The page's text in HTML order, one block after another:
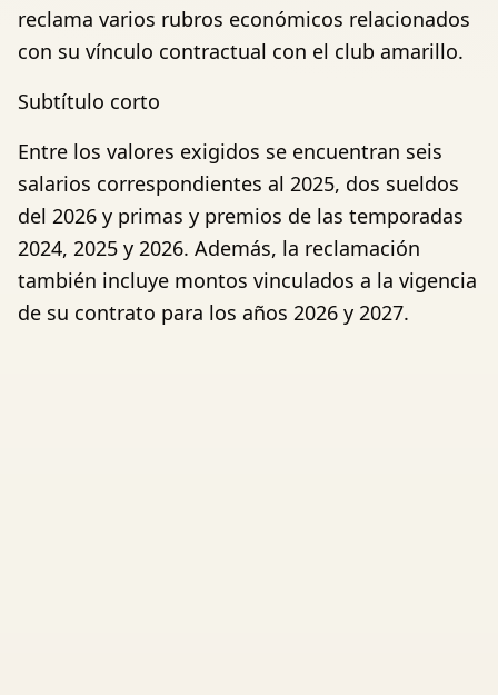
reclama varios rubros económicos relacionados
con su vínculo contractual con el club amarillo.
Subtítulo corto
Entre los valores exigidos se encuentran seis
salarios correspondientes al 2025, dos sueldos
del 2026 y primas y premios de las temporadas
2024, 2025 y 2026. Además, la reclamación
también incluye montos vinculados a la vigencia
de su contrato para los años 2026 y 2027.